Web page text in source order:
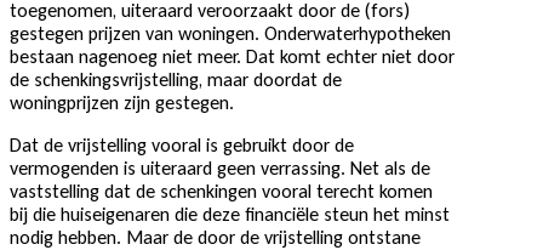
toegenomen, uiteraard veroorzaakt door de (fors)
gestegen prijzen van woningen. Onderwaterhypotheken
bestaan nagenoeg niet meer. Dat komt echter niet door
de schenkingsvrijstelling, maar doordat de
woningprijzen zijn gestegen.
Dat de vrijstelling vooral is gebruikt door de
vermogenden is uiteraard geen verrassing. Net als de
vaststelling dat de schenkingen vooral terecht komen
bij die huiseigenaren die deze financiële steun het minst
nodig hebben. Maar de door de vrijstelling ontstane